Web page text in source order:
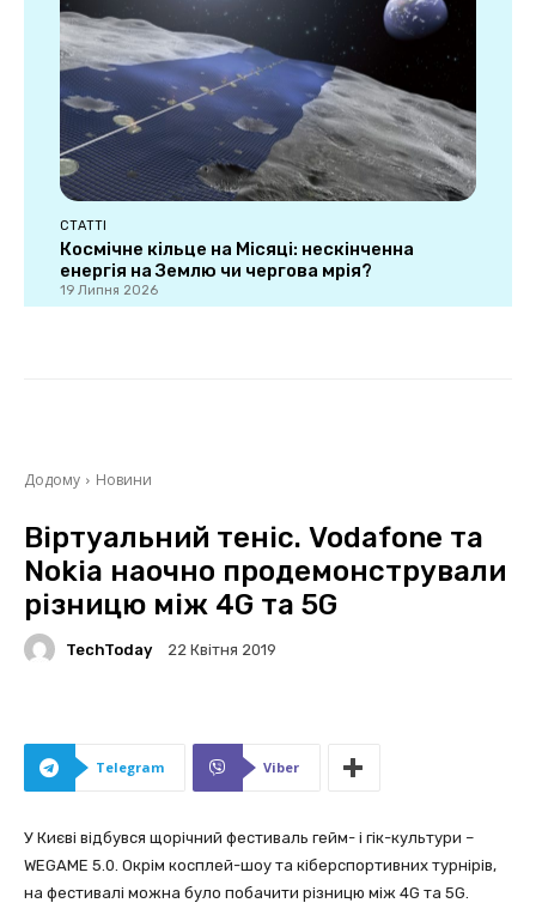
СТАТТІ
Космічне кільце на Місяці: нескінченна
енергія на Землю чи чергова мрія?
19 Липня 2026